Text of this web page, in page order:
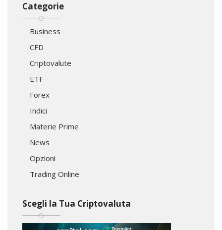
Categorie
Business
CFD
Criptovalute
ETF
Forex
Indici
Materie Prime
News
Opzioni
Trading Online
Scegli la Tua Criptovaluta